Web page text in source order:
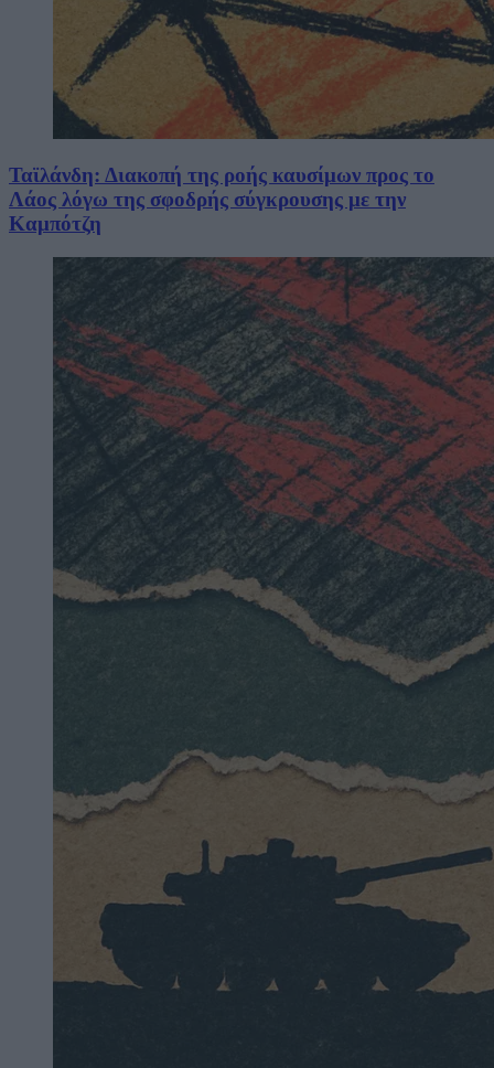
Ταϊλάνδη: Διακοπή της ροής καυσίμων προς το
Λάος λόγω της σφοδρής σύγκρουσης με την
Καμπότζη